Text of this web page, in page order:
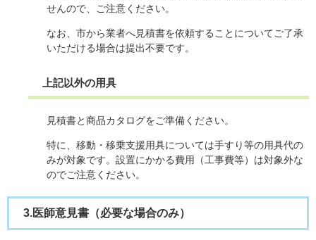
せんので、ご注意ください。
なお、市から業者へ見積書を依頼することについてご了承
いただける場合は提出不要です。
上記以外の用具
見積書と商品カタログをご準備ください。
特に、移動・移乗支援用具については手すり等の用具代の
みが対象です。設置にかかる費用（工事費等）は対象外な
のでご注意ください。
3.医師意見書（必要な場合のみ）